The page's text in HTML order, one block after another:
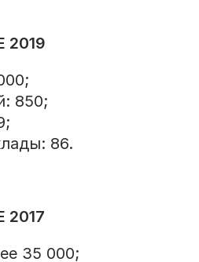
2019
850;
86.
2017
35 000;